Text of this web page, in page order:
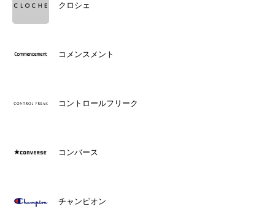
クロシェ
コメンスメント
コントロールフリーク
コンバース
チャンピオン